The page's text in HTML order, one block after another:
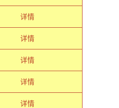
详情
详情
详情
详情
详情